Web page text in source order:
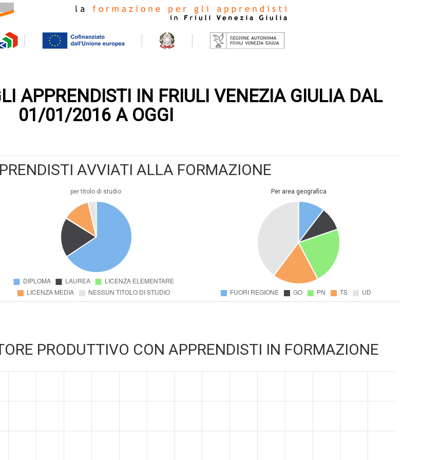
APPRENDISTI IN FRIULI VENEZIA GIULIA DAL
01/01/2016 A OGGI
AVVIATI ALLA FORMAZIONE
per titolo di studio per area geografica
PRODUTTIVO CON APPRENDISTI IN FORMAZIONE